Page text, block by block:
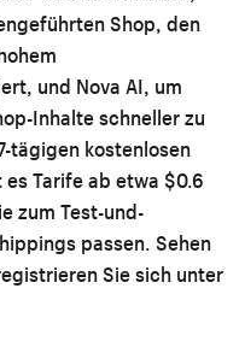
Shop, den
und Nova AI, um
Inhalte schneller zu
tägigen kostenlosen
Tarife ab etwa $0.6
zum Test-und-
passen. Sehen
Sie sich unter